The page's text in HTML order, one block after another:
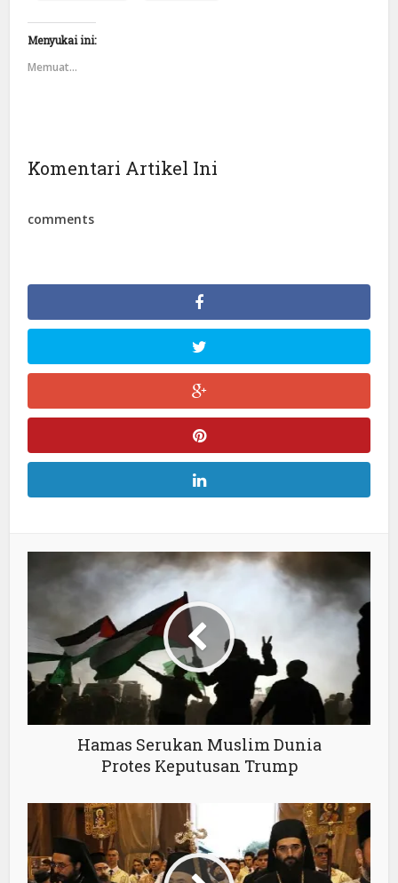
Menyukai ini:
Memuat...
Komentari Artikel Ini
comments
Hamas Serukan Muslim Dunia
Protes Keputusan Trump